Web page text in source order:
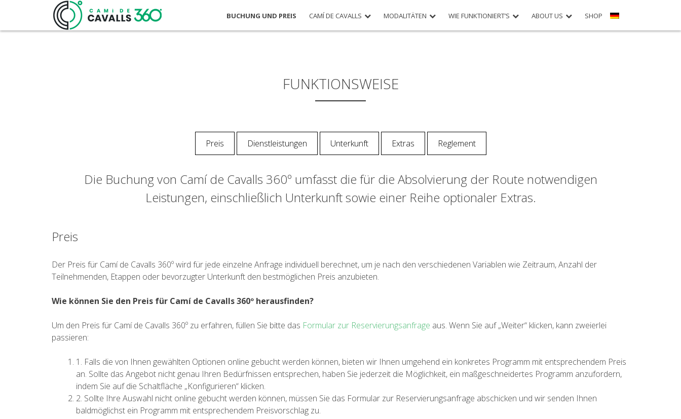
BUCHUNG UND PREIS CAMÍ DE CAVALLS MODALITÄTEN WIE FUNKTIONIERT’S ABOUT US SHOP
FUNKTIONSWEISE
Preis Dienstleistungen Unterkunft Extras Reglement
Die Buchung von Camí de Cavalls 360º umfasst die für die Absolvierung der Route notwendigen
Leistungen, einschließlich Unterkunft sowie einer Reihe optionaler Extras.
Preis
Der Preis für Camí de Cavalls 360º wird für jede einzelne Anfrage individuell berechnet, um je nach den verschiedenen Variablen wie Zeitraum, Anzahl der
Teilnehmenden, Etappen oder bevorzugter Unterkunft den bestmöglichen Preis anzubieten.
Wie können Sie den Preis für Camí de Cavalls 360º herausfinden?
Um den Preis für Camí de Cavalls 360º zu erfahren, füllen Sie bitte das Formular zur Reservierungsanfrage aus. Wenn Sie auf „Weiter“ klicken, kann zweierlei
passieren:
1. Falls die von Ihnen gewählten Optionen online gebucht werden können, bieten wir Ihnen umgehend ein konkretes Programm mit entsprechendem Preis
an. Sollte das Angebot nicht genau Ihren Bedürfnissen entsprechen, haben Sie jederzeit die Möglichkeit, ein maßgeschneidertes Programm anzufordern,
indem Sie auf die Schaltfläche „Konfigurieren“ klicken.
2. Sollte Ihre Auswahl nicht online gebucht werden können, müssen Sie das Formular zur Reservierungsanfrage abschicken und wir senden Ihnen
baldmöglichst ein Programm mit entsprechendem Preisvorschlag zu.